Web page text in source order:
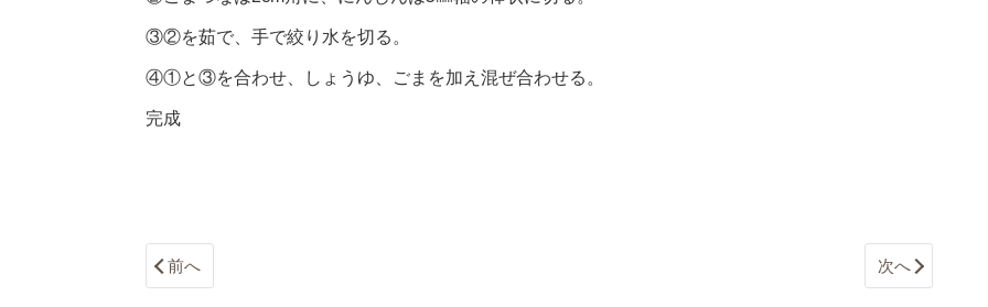
③②を茹で、手で絞り水を切る。
④①と③を合わせ、しょうゆ、ごまを加え混ぜ合わせる。
完成
前へ 次へ